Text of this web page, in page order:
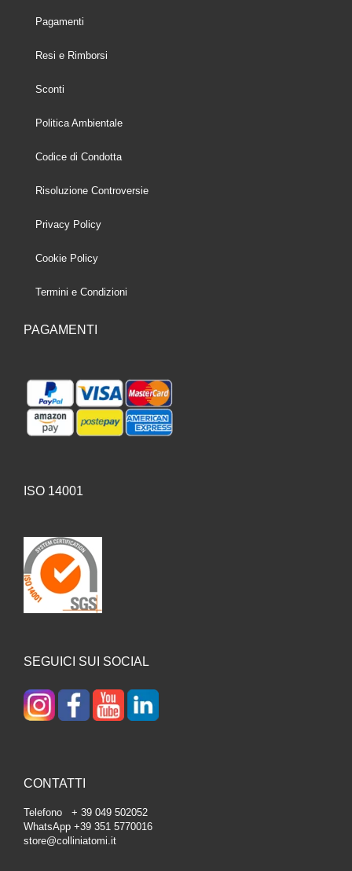
Pagamenti
Resi e Rimborsi
Sconti
Politica Ambientale
Codice di Condotta
Risoluzione Controversie
Privacy Policy
Cookie Policy
Termini e Condizioni
PAGAMENTI
ISO 14001
SEGUICI SUI SOCIAL
CONTATTI
Telefono + 39 049 502052
WhatsApp +39 351 5770016
store@colliniatomi.it